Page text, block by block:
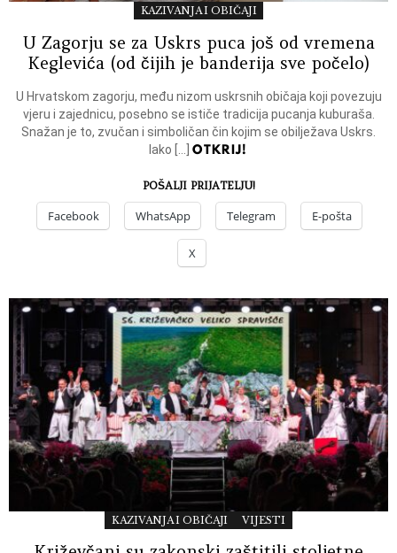
KAZIVANJA I OBIČAJI
U Zagorju se za Uskrs puca još od vremena
Keglevića (od čijih je banderija sve počelo)
U Hrvatskom zagorju, među nizom uskrsnih običaja koji povezuju
vjeru i zajednicu, posebno se ističe tradicija pucanja kuburaša.
Snažan je to, zvučan i simboličan čin kojim se obilježava Uskrs.
Iako […]OTKRIJ!
POŠALJI PRIJATELJU!
Facebook WhatsApp Telegram E-pošta
X
KAZIVANJA I OBIČAJI VIJESTI